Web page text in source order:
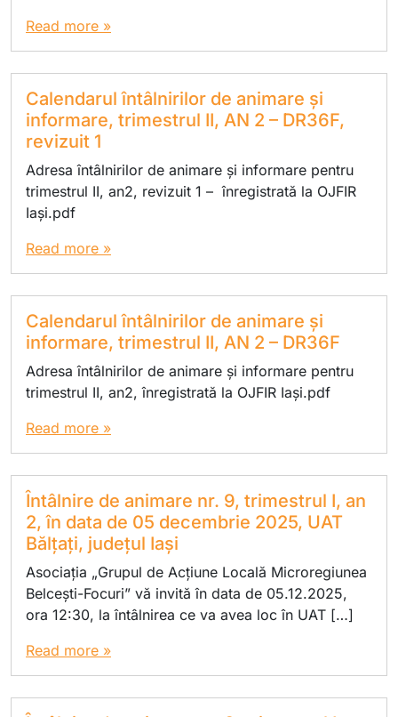
Read more »
Calendarul întâlnirilor de animare și
informare, trimestrul II, AN 2 – DR36F,
revizuit 1
Adresa întâlnirilor de animare și informare pentru
trimestrul II, an2, revizuit 1 – înregistrată la OJFIR
Iași.pdf
Read more »
Calendarul întâlnirilor de animare și
informare, trimestrul II, AN 2 – DR36F
Adresa întâlnirilor de animare și informare pentru
trimestrul II, an2, înregistrată la OJFIR Iași.pdf
Read more »
Întâlnire de animare nr. 9, trimestrul I, an
2, în data de 05 decembrie 2025, UAT
Bălțați, județul Iași
Asociația „Grupul de Acțiune Locală Microregiunea
Belcești-Focuri” vă invită în data de 05.12.2025,
ora 12:30, la întâlnirea ce va avea loc în UAT […]
Read more »